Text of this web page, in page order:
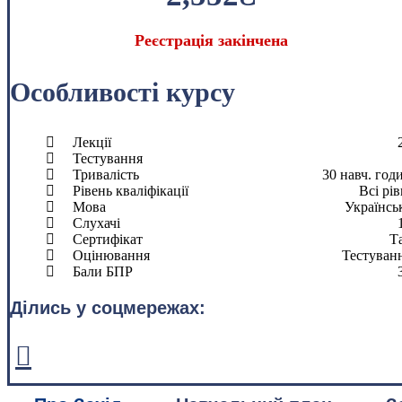
Реєстрація закінчена
Особливості курсу
Лекції
Тестування
Тривалість
30 навч.
Рівень кваліфікації
Всі
Мова
Слухачі
Сертифікат
Оцінювання
Бали БПР
Ділись у соцмережах: